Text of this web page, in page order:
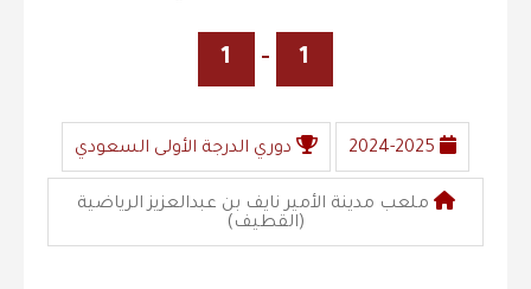
1
-
1
2024-2025 دوري الدرجة الأولى السعودي
ملعب مدينة الأمير نايف بن عبدالعزيز الرياضية
(القطيف)